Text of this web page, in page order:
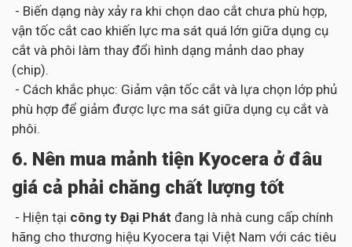
- Biến dạng này xảy ra khi chọn dao cắt chưa phù hợp,
vận tốc cắt cao khiến lực ma sát quá lớn giữa dụng cụ
cắt và phôi làm thay đổi hình dạng mảnh dao phay
(chip).
- Cách khắc phục: Giảm vận tốc cắt và lựa chọn lớp phủ
phù hợp để giảm được lực ma sát giữa dụng cụ cắt và
phôi.
6. Nên mua mảnh tiện Kyocera ở đâu
giá cả phải chăng chất lượng tốt
- Hiện tại công ty Đại Phát đang là nhà cung cấp chính
hãng cho thương hiệu Kyocera tại Việt Nam với các tiêu